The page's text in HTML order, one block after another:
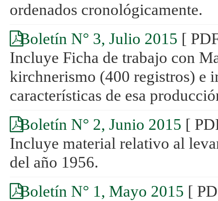
ordenados cronológicamente.
Boletín N° 3, Julio 2015 [
Incluye Ficha de trabajo con
kirchnerismo (400 registros) e
características de esa
Boletín N° 2, Junio 2015 [
Incluye material relativo al
del año 1956.
Boletín N° 1, Mayo 2015 [